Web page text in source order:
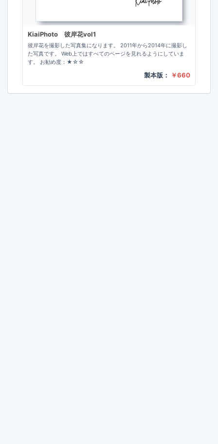
KiaiPhoto 彼岸花vol1
彼岸花を撮影した写真集になります。 2011年から2014年に撮影し
た写真です。 Web上ではすべてのページを見れるようにしていま
す。 お勧め度：★☆☆
製本版： ￥660